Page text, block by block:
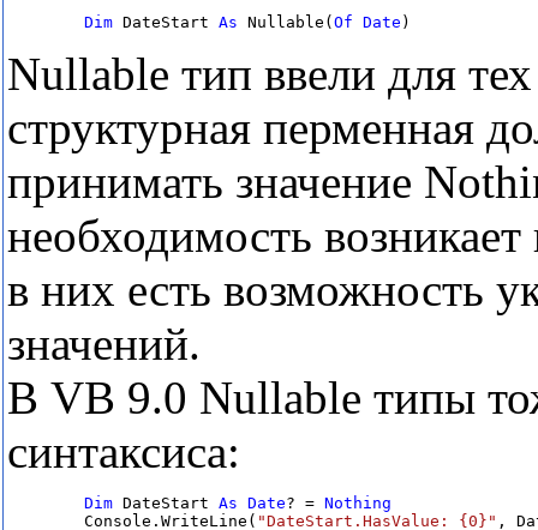
Dim DateStart As Nullable( Of Date )
Nullable тип ввели для тех
структурная перменная
принимать значение
необходимость
в них есть возможность
значений.
В VB 9.0 Nullable типы
синтаксиса:
Dim DateStart As Date? =
        Console.WriteLine(
"DateStart.HasValue: {0}" ,